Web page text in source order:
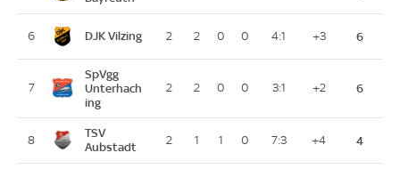
6 DJK Vilzing 2 2 0 0 4:1 +3 6
7
SpVgg
Unterhach
ing
2 2 0 0 3:1 +2 6
8
TSV
Aubstadt
2 1 1 0 7:3 +4 4